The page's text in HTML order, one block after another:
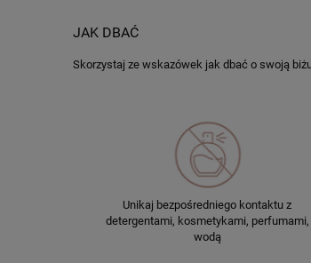
JAK DBAĆ
Skorzystaj ze wskazówek jak dbać o swoją
Unikaj bezpośredniego kontaktu z
detergentami, kosmetykami, perfumami,
wodą